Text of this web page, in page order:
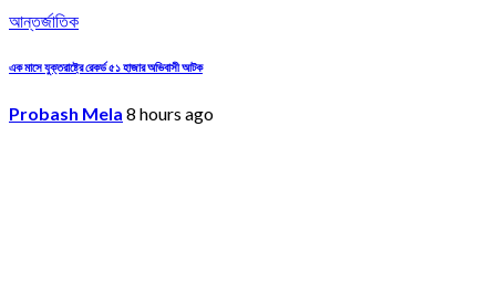
আন্তর্জাতিক
এক মাসে যুক্তরাষ্ট্রে রেকর্ড ৫১ হাজার অভিবাসী আটক
Probash Mela 8 hours ago